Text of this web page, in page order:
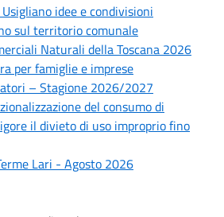
idee e condivisioni
sul territorio comunale
Naturali della Toscana 2026
per famiglie e imprese
– Stagione 2026/2027
del consumo di
il divieto di uso improprio fino
Lari - Agosto 2026